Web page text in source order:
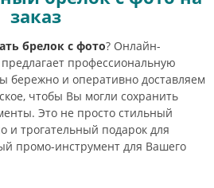
заказ
брелок с фото? Онлайн-
профессиональную
бережно и оперативно доставляем
чтобы Вы могли сохранить
Это не просто стильный
и трогательный подарок для
промо-инструмент для Вашего